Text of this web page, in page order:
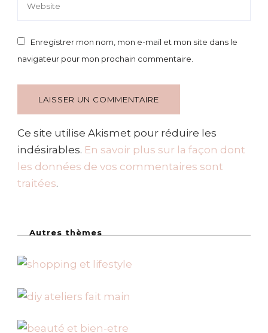
Enregistrer mon nom, mon e-mail et mon site dans le
navigateur pour mon prochain commentaire.
Ce site utilise Akismet pour réduire les
indésirables. En savoir plus sur la façon dont
les données de vos commentaires sont
traitées.
Autres thèmes